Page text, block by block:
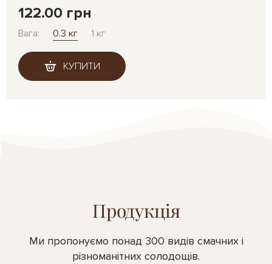
122.00 грн
Вага: 0.3 кг 1 кг
КУПИТИ
Продукція
Ми пропонуємо понад 300 видів смачних і
різноманітних солодощів.